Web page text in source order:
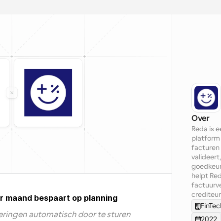
maand bespaart op planning
automatisch door te sturen
Over
Reda is
platform
facturen
helpt
2022